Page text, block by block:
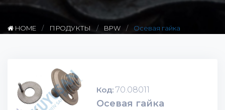
HOME ПРОДУКТЫ BPW Осевая гайка
Код: 70.08011
Осевая гайка